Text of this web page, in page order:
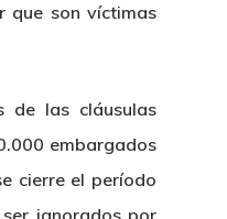
que son víctimas
de las cláusulas
embargados
cierre el período
ignorados por